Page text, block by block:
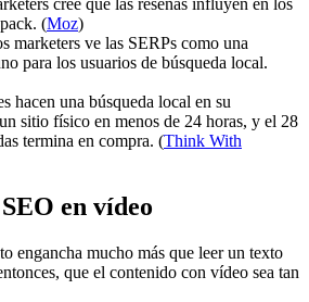
(Moz)
marketers ve las SERPs como una
para los usuarios de búsqueda local.
hacen una búsqueda local en su
sitio físico en menos de 24 horas, y el 28
termina en compra. (Think With
en vídeo
engancha mucho más que leer un texto
que el contenido con vídeo sea tan